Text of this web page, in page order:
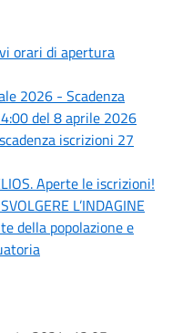
orari di apertura
2026 - Scadenza
del 8 aprile 2026
iscrizioni 27
Aperte le iscrizioni!
L’INDAGINE
della popolazione e